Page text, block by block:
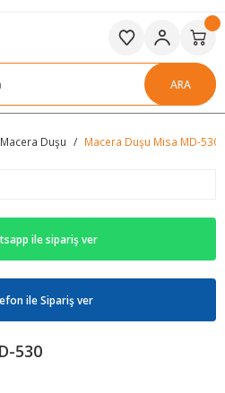
ARA
Macera Duşu Macera Duşu Misa MD-530
ile sipariş ver
ile Sipariş ver
530